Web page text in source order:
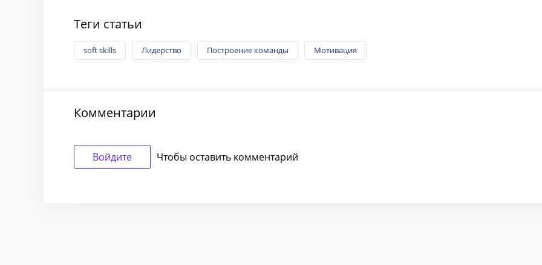
Теги статьи
soft skills Лидерство Построение команды Мотивация
Комментарии
Войдите Чтобы оставить комментарий